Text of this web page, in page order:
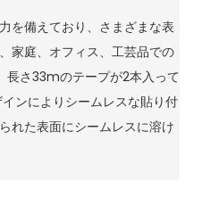
を備えており、さまざまな表
家庭、オフィス、工芸品での
長さ33mのテープが2本入って
ンによりシームレスな貼り付
れた表面にシームレスに溶け